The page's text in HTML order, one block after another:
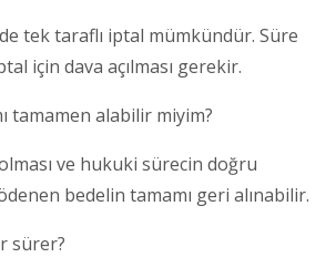
tek taraflı iptal mümkündür. Süre
için dava açılması gerekir.
tamamen alabilir miyim?
ve hukuki sürecin doğru
bedelin tamamı geri alınabilir.
sürer?